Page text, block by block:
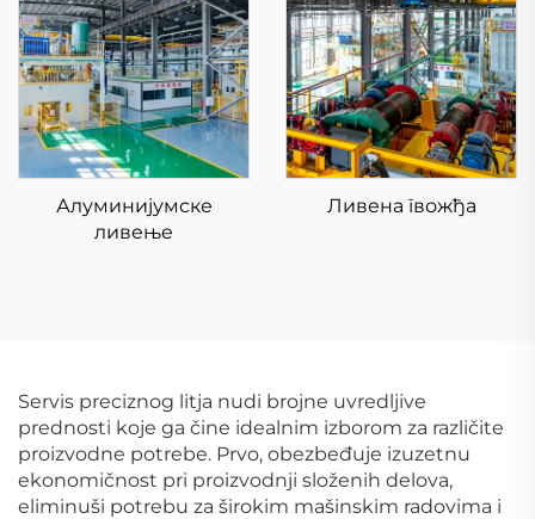
Алуминијумске
ливење
Ливена гвожђа
Servis preciznog litja nudi brojne uvredljive
prednosti koje ga čine idealnim izborom za različite
proizvodne potrebe. Prvo, obezbeđuje izuzetnu
ekonomičnost pri proizvodnji složenih delova,
eliminuši potrebu za širokim mašinskim radovima i